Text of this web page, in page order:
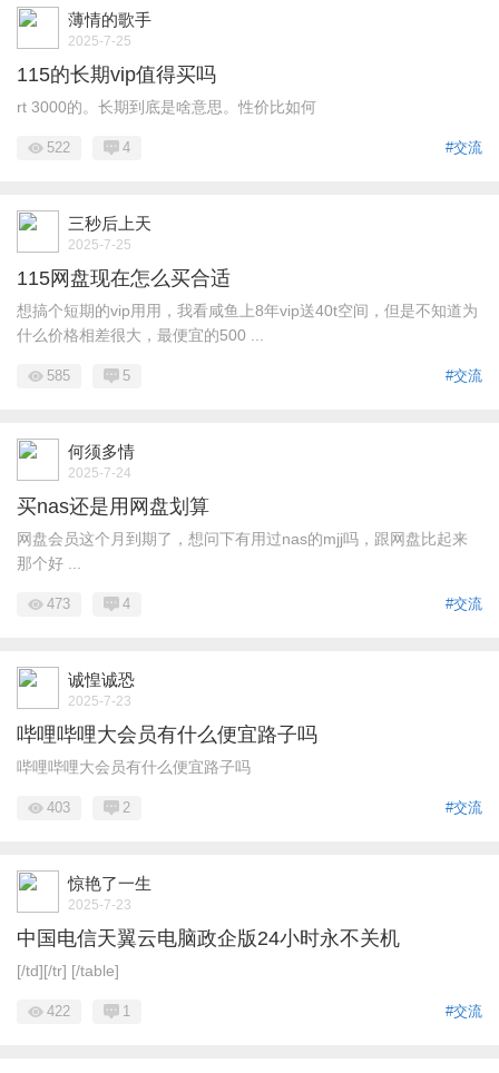
薄情的歌手
2025-7-25
115的长期vip值得买吗
rt 3000的。长期到底是啥意思。性价比如何
#交流
522 4
三秒后上天
2025-7-25
115网盘现在怎么买合适
想搞个短期的vip用用，我看咸鱼上8年vip送40t空间，但是不知道为
什么价格相差很大，最便宜的500 ...
#交流
585 5
何须多情
2025-7-24
买nas还是用网盘划算
网盘会员这个月到期了，想问下有用过nas的mjj吗，跟网盘比起来
那个好 ...
#交流
473 4
诚惶诚恐
2025-7-23
哔哩哔哩大会员有什么便宜路子吗
哔哩哔哩大会员有什么便宜路子吗
#交流
403 2
惊艳了一生
2025-7-23
中国电信天翼云电脑政企版24小时永不关机
[/td][/tr] [/table]
#交流
422 1